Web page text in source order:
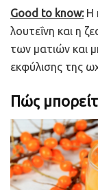
Good to know:Η
λουτεΐνη και η
των ματιών και
εκφύλισης της
Πώς